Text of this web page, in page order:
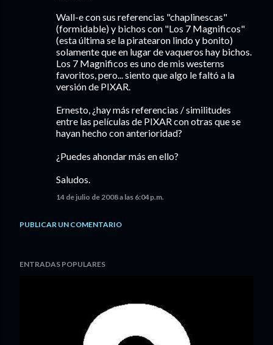
Wall-e con sus referencias "chaplinescas"
(formidable) y bichos con "Los 7 Magnificos"
(esta última se la piratearon lindo y bonito)
solamente que en lugar de vaqueros hay bichos.
Los 7 Magnificos es uno de mis westerns
favoritos, pero... siento que algo le faltó a la
versión de PIXAR.
Ernesto, ¿hay más referencias / similitudes
entre las películas de PIXAR con otras que se
hayan hecho con anterioridad?
¿Puedes ahondar más en ello?
Saludos.
14 de julio de 2008 a las 6:04 p.m.
PUBLICAR UN COMENTARIO
ENTRADAS POPULARES